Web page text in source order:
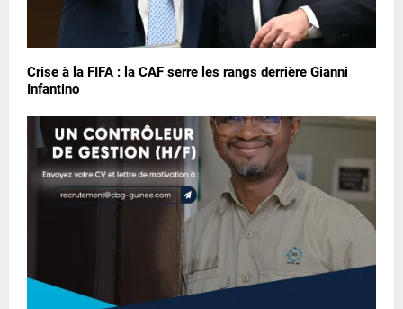
Crise à la FIFA : la CAF serre les rangs derrière Gianni
Infantino